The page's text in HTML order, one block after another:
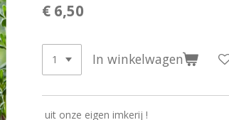
€ 6,50
In winkelwagen
uit onze eigen imkerij !